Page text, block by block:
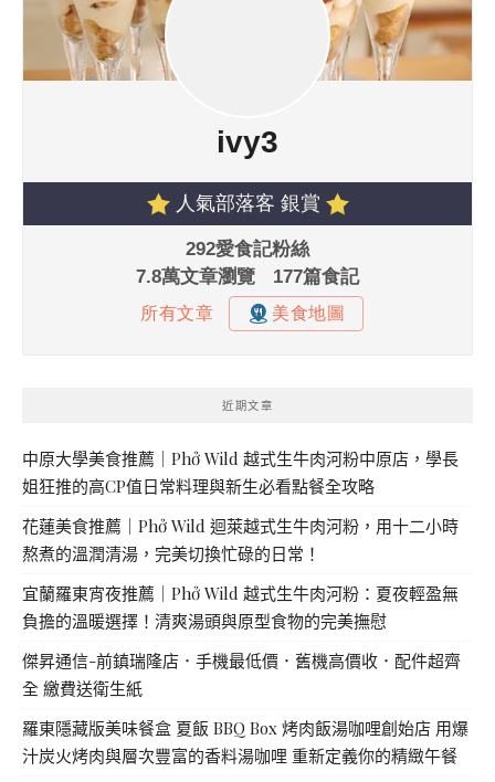
近期文章
中原大學美食推薦｜Phở Wild 越式生牛肉河粉中原店，學長
姐狂推的高CP值日常料理與新生必看點餐全攻略
花蓮美食推薦｜Phở Wild 迴萊越式生牛肉河粉，用十二小時
熬煮的溫潤清湯，完美切換忙碌的日常！
宜蘭羅東宵夜推薦｜Phở Wild 越式生牛肉河粉：夏夜輕盈無
負擔的溫暖選擇！清爽湯頭與原型食物的完美撫慰
傑昇通信-前鎮瑞隆店．手機最低價．舊機高價收．配件超齊
全 繳費送衛生紙
羅東隱藏版美味餐盒 夏飯 BBQ Box 烤肉飯湯咖哩創始店 用爆
汁炭火烤肉與層次豐富的香料湯咖哩 重新定義你的精緻午餐